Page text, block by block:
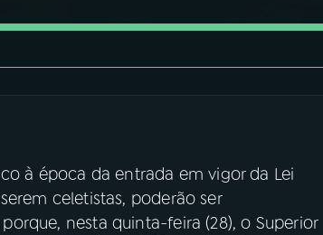
à época da entrada em vigor da Lei
celetistas, poderão ser
nesta quinta-feira (28), o Superior